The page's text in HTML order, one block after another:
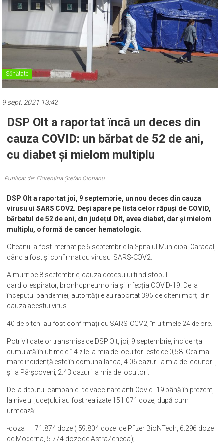
Sănătate
9 sept. 2021 13:42
DSP Olt a raportat încă un deces din
cauza COVID: un bărbat de 52 de ani,
cu diabet și mielom multiplu
Publicat de: Florentina Ștefan Ciobanu
DSP Olt a raportat joi, 9 septembrie, un nou deces din cauza
virusului SARS COV2. Deși apare pe lista celor răpuși de COVID,
bărbatul de 52 de ani, din județul Olt, avea diabet, dar și mielom
multiplu, o formă de cancer hematologic.
Olteanul a fost internat pe 6 septembrie la Spitalul Municipal Caracal,
când a fost și confirmat cu virusul SARS-COV2.
A murit pe 8 septembrie, cauza decesului fiind stopul
cardiorespirator, bronhopneumonia și infecția COVID-19. De la
începutul pandemiei, autoritățile au raportat 396 de olteni morți din
cauza acestui virus.
40 de olteni au fost confirmați cu SARS-COV2, în ultimele 24 de ore.
Potrivit datelor transmise de DSP Olt, joi, 9 septembrie, incidența
cumulată în ultimele 14 zile la mia de locuitori este de 0,58. Cea mai
mare incidență este în comuna Ianca, 4.06 cazuri la mia de locuitori ,
și la Pârșcoveni, 2.43 cazuri la mia de locuitori.
De la debutul campaniei de vaccinare anti-Covid -19 până în prezent,
la nivelul județului au fost realizate 151.071 doze, după cum
urmează:
-doza I – 71.874 doze ( 59.804 doze de Pfizer BioNTech, 6.296 doze
de Moderna, 5.774 doze de AstraZeneca);